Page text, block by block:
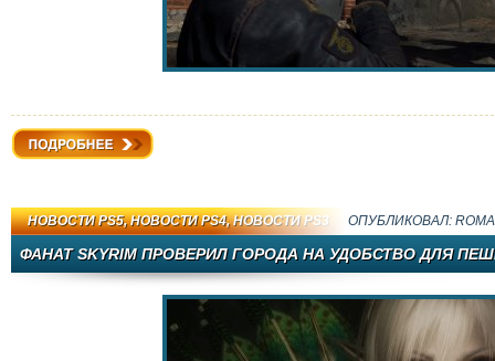
НОВОСТИ PS5,НОВОСТИ PS4,НОВОСТИ PS3 ОПУБЛИКОВАЛ:
ФАНАТ SKYRIM ПРОВЕРИЛ ГОРОДА НА УДОБСТВО ДЛЯ